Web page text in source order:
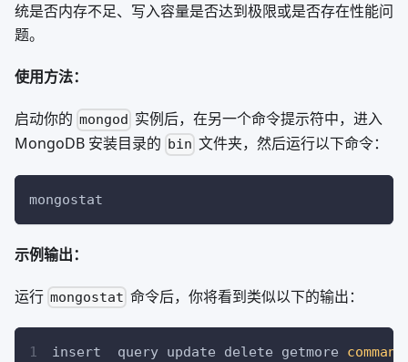
统是否内存不足、写入容量是否达到极限或是否存在性能问
题。
使用方法：
启动你的 mongod 实例后，在另一个命令提示符中，进入
MongoDB 安装目录的 bin 文件夹，然后运行以下命令：
mongostat
示例输出：
运行 mongostat 命令后，你将看到类似以下的输出：
insert  query update delete getmore command